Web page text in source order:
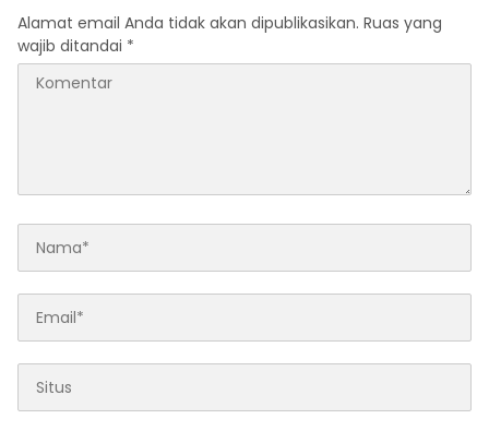
Alamat email Anda tidak akan dipublikasikan. Ruas yang
wajib ditandai *